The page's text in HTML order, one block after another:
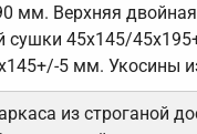
мм. Верхняя
сушки 45х145/
5 мм. Укосины
из строганой